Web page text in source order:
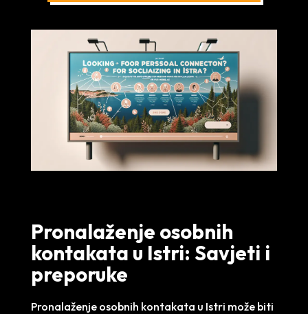
Pronalaženje osobnih
kontakata u Istri: Savjeti i
preporuke
Pronalaženje osobnih kontakata u Istri može biti